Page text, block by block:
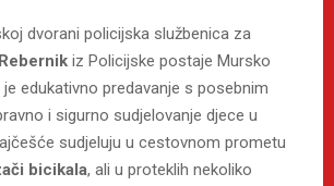
dvorani policijska službenica za
iz Policijske postaje Mursko
edukativno predavanje s posebnim
i sigurno sudjelovanje djece u
sudjeluju u cestovnom prometu
bicikala, ali u proteklih nekoliko